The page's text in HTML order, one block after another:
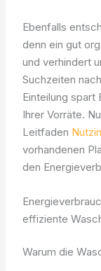
Ebenfalls
denn ein gut
und verhindert
Suchzeiten
Einteilung spart
Ihrer Vorräte.
Leitfaden
vorhandenen
den
effiziente
Warum die